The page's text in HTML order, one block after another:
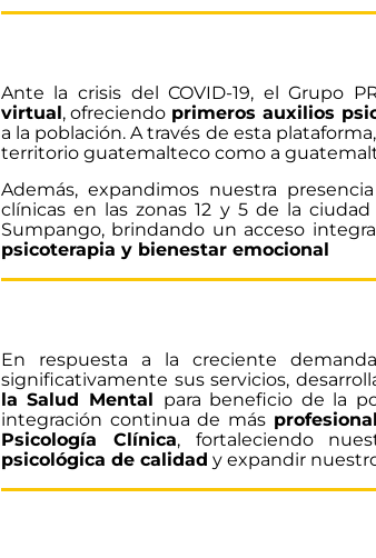
Ante la crisis del COVID-19, el Grupo
virtual, ofreciendo primeros auxilios
a la población. A través de esta
territorio guatemalteco como a
Además, expandimos nuestra
clínicas en las zonas 12 y 5 de la
Sumpango, brindando un acceso
psicoterapia y bienestar emocional
En respuesta a la creciente
significativamente sus servicios,
la Salud Mental para beneficio de la
integración continua de más
Psicología Clínica, fortaleciendo
psicológica de calidad y expandir